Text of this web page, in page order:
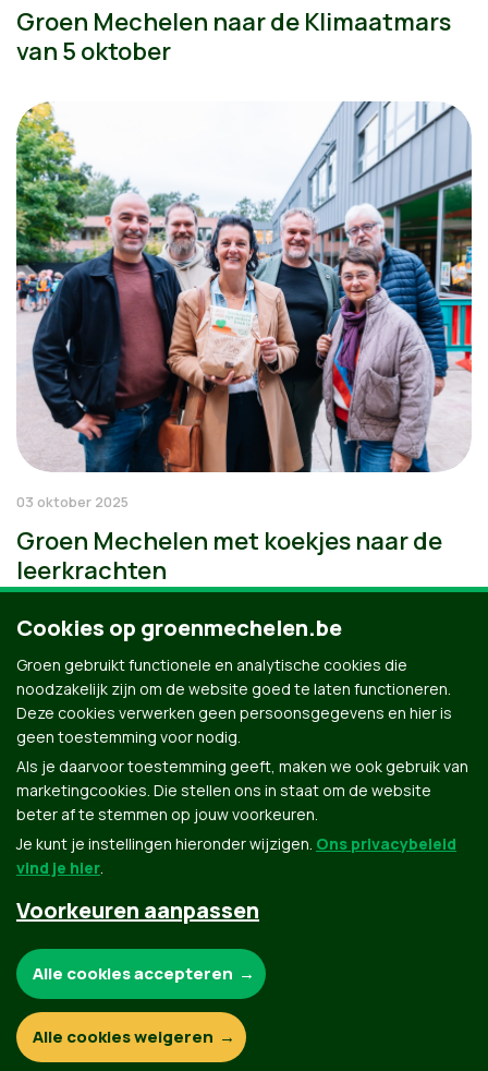
Groen Mechelen naar de Klimaatmars
van 5 oktober
03 oktober 2025
Groen Mechelen met koekjes naar de
leerkrachten
Groen.be
© Copyright Groen 2026 | Gemaakt met NationBuilder
Contact Privacybeleid
Cookies op groenmechelen.be
Groen gebruikt functionele en analytische cookies die
noodzakelijk zijn om de website goed te laten functioneren.
Deze cookies verwerken geen persoonsgegevens en hier is
geen toestemming voor nodig.
Als je daarvoor toestemming geeft, maken we ook gebruik van
marketingcookies. Die stellen ons in staat om de website
beter af te stemmen op jouw voorkeuren.
Je kunt je instellingen hieronder wijzigen. Ons privacybeleid
vind je hier.
Voorkeuren aanpassen
Functionele en analytische cookies:
Alle cookies accepteren
Alle cookies weigeren